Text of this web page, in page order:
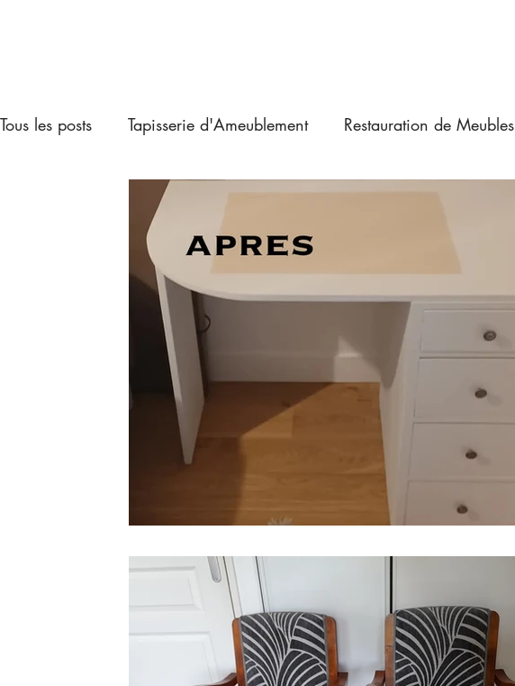
Tous les posts Tapisserie d'Ameublement Restauration de Meubles